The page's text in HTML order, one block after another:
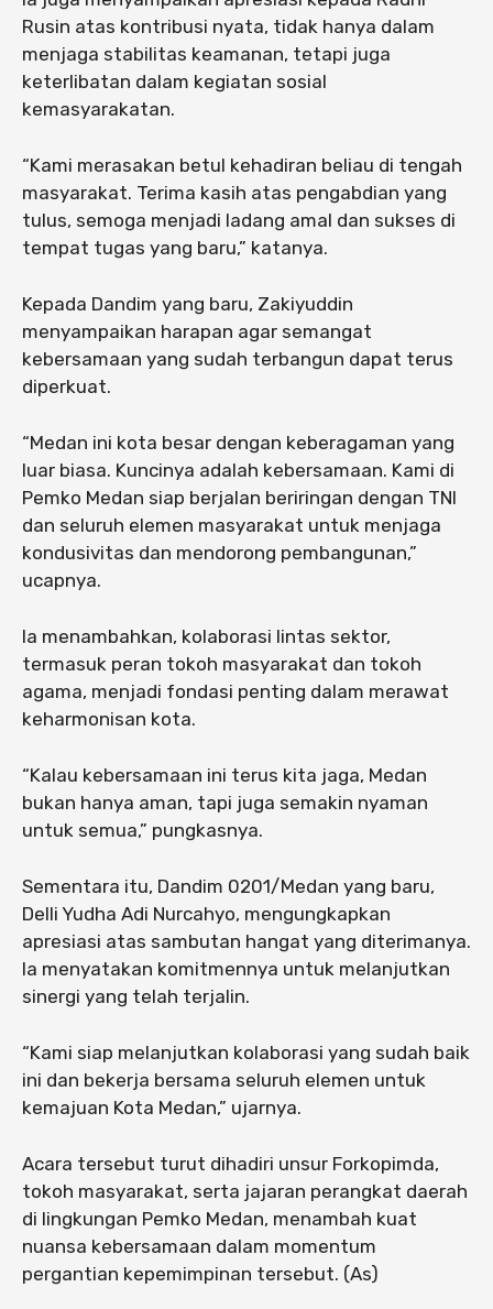
Rusin atas kontribusi nyata, tidak hanya dalam
menjaga stabilitas keamanan, tetapi juga
keterlibatan dalam kegiatan sosial
kemasyarakatan.
“Kami merasakan betul kehadiran beliau di tengah
masyarakat. Terima kasih atas pengabdian yang
tulus, semoga menjadi ladang amal dan sukses di
tempat tugas yang baru,” katanya.
Kepada Dandim yang baru, Zakiyuddin
menyampaikan harapan agar semangat
kebersamaan yang sudah terbangun dapat terus
diperkuat.
“Medan ini kota besar dengan keberagaman yang
luar biasa. Kuncinya adalah kebersamaan. Kami di
Pemko Medan siap berjalan beriringan dengan TNI
dan seluruh elemen masyarakat untuk menjaga
kondusivitas dan mendorong pembangunan,”
ucapnya.
Ia menambahkan, kolaborasi lintas sektor,
termasuk peran tokoh masyarakat dan tokoh
agama, menjadi fondasi penting dalam merawat
keharmonisan kota.
“Kalau kebersamaan ini terus kita jaga, Medan
bukan hanya aman, tapi juga semakin nyaman
untuk semua,” pungkasnya.
Sementara itu, Dandim 0201/Medan yang baru,
Delli Yudha Adi Nurcahyo, mengungkapkan
apresiasi atas sambutan hangat yang diterimanya.
Ia menyatakan komitmennya untuk melanjutkan
sinergi yang telah terjalin.
“Kami siap melanjutkan kolaborasi yang sudah baik
ini dan bekerja bersama seluruh elemen untuk
kemajuan Kota Medan,” ujarnya.
Acara tersebut turut dihadiri unsur Forkopimda,
tokoh masyarakat, serta jajaran perangkat daerah
di lingkungan Pemko Medan, menambah kuat
nuansa kebersamaan dalam momentum
pergantian kepemimpinan tersebut. (As)